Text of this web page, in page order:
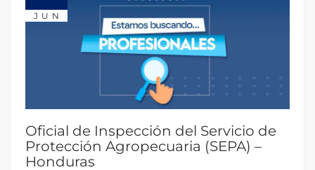
JUN
Oficial de Inspección del Servicio de
Protección Agropecuaria (SEPA) –
Honduras